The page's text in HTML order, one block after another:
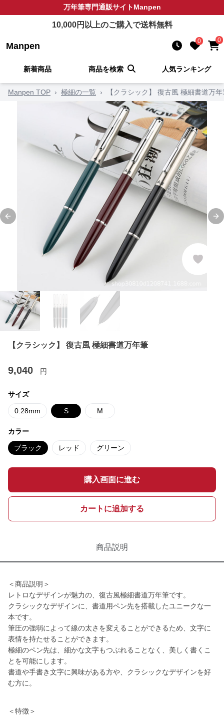
万年筆専門通販サイトManpen
10,000円以上のご購入で送料無料
Manpen 0 0
新着商品 商品を検索 人気ランキング
Manpen TOP › 極細の一覧 › 【クラシック】 復古風 極細書道万年
Previous slide
【クラシック】 復古風 極細書道万年筆
9,040 円
サイズ
0.28mm S M
カラー
ブラック レッド グリーン
購入画面に進む
カートに追加する
商品説明
＜商品説明＞
レトロなデザインが魅力の、復古風極細書道万年筆です。
クラシックなデザインに、書道用ペン先を搭載したユニークな一
本です。
筆圧の強弱によって線の太さを変えることができるため、文字に
表情を持たせることができます。
極細のペン先は、細かな文字もつぶれることなく、美しく書くこ
とを可能にします。
書道や手書き文字に興味がある方や、クラシックなデザインを好
む方に。
＜特徴＞